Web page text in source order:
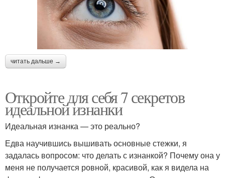
читать дальше →
Откройте для себя 7 секретов
идеальной изнанки
Идеальная изнанка — это реально?
Едва научившись вышивать основные стежки, я
задалась вопросом: что делать с изнанкой? Почему она у
меня не получается ровной, красивой, как я видела на